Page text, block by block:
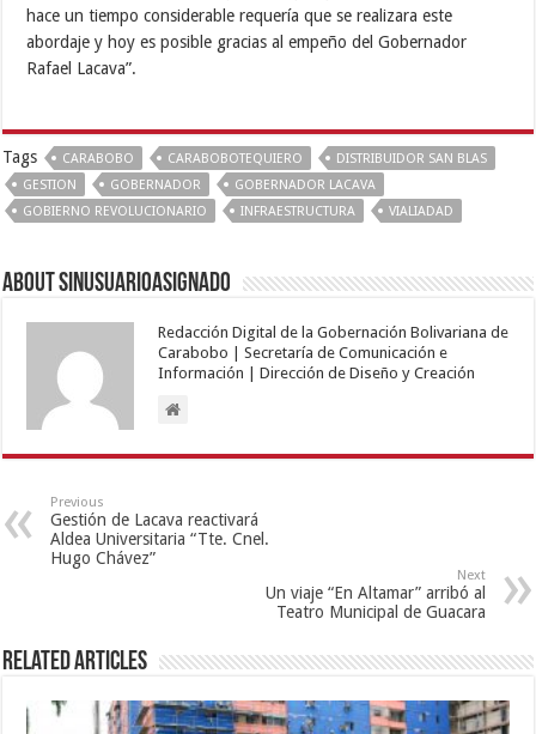
hace un tiempo considerable requería que se realizara este
abordaje y hoy es posible gracias al empeño del Gobernador
Rafael Lacava”.
Tags CARABOBO CARABOBOTEQUIERO
DISTRIBUIDOR SAN BLAS
GESTION
GOBERNADOR
GOBERNADOR LACAVA
GOBIERNO REVOLUCIONARIO
INFRAESTRUCTURA VIALIADAD
About sinusuarioasignado
Redacción Digital de la Gobernación Bolivariana de
Carabobo | Secretaría de Comunicación e
Información | Dirección de Diseño y Creación
Previous
Gestión de Lacava reactivará
Aldea Universitaria “Tte. Cnel.
Hugo Chávez”
Next
Un viaje “En Altamar” arribó al
Teatro Municipal de Guacara
Related Articles